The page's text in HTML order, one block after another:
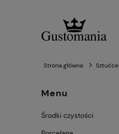
Strona główna Sztućce
Menu
Środki czystości